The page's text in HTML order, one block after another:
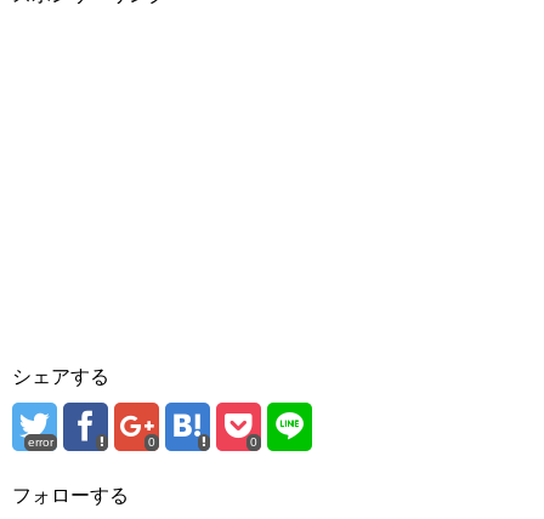
シェアする
error 0 0
フォローする